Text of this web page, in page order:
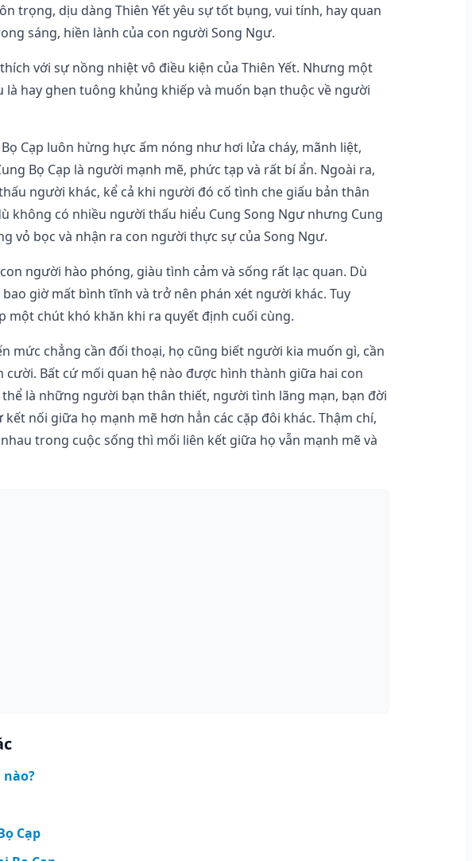
trọng, dịu dàng Thiên Yết yêu sự tốt bụng, vui tính, hay quan
sáng, hiền lành của con người Song Ngư.
với sự nồng nhiệt vô điều kiện của Thiên Yết. Nhưng một
là hay ghen tuông khủng khiếp và muốn bạn thuộc về người
Cạp luôn hừng hực ấm nóng như hơi lửa cháy, mãnh liệt,
Bọ Cạp là người mạnh mẽ, phức tạp và rất bí ẩn. Ngoài ra,
người khác, kể cả khi người đó cố tình che giấu bản thân
không có nhiều người thấu hiểu Cung Song Ngư nhưng Cung
vỏ bọc và nhận ra con người thực sự của Song Ngư.
người hào phóng, giàu tình cảm và sống rất lạc quan. Dù
giờ mất bình tĩnh và trở nên phán xét người khác. Tuy
một chút khó khăn khi ra quyết định cuối cùng.
mức chẳng cần đối thoại, họ cũng biết người kia muốn gì, cần
cười. Bất cứ mối quan hệ nào được hình thành giữa hai con
là những người bạn thân thiết, người tình lãng mạn, bạn đời
nối giữa họ mạnh mẽ hơn hẳn các cặp đôi khác. Thậm chí,
trong cuộc sống thì mối liên kết giữa họ vẫn mạnh mẽ và
nào?
Cạp